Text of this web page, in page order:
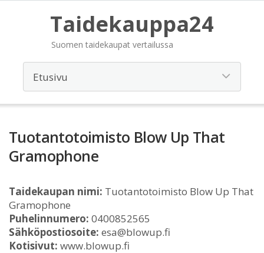
Taidekauppa24
Suomen taidekaupat vertailussa
Tuotantotoimisto Blow Up That
Gramophone
Taidekaupan nimi: Tuotantotoimisto Blow Up That
Gramophone
Puhelinnumero: 0400852565
Sähköpostiosoite: esa@blowup.fi
Kotisivut: www.blowup.fi